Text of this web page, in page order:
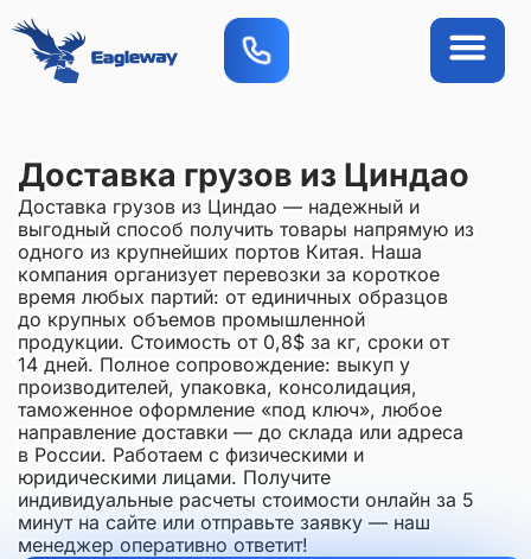
Доставка грузов из Циндао
Доставка грузов из Циндао — надежный и
выгодный способ получить товары напрямую из
одного из крупнейших портов Китая. Наша
компания организует перевозки за короткое
время любых партий: от единичных образцов
до крупных объемов промышленной
продукции. Стоимость от 0,8$ за кг, сроки от
14 дней. Полное сопровождение: выкуп у
производителей, упаковка, консолидация,
таможенное оформление «под ключ», любое
направление доставки — до склада или адреса
в России. Работаем с физическими и
юридическими лицами. Получите
индивидуальные расчеты стоимости онлайн за 5
минут на сайте или отправьте заявку — наш
менеджер оперативно ответит!